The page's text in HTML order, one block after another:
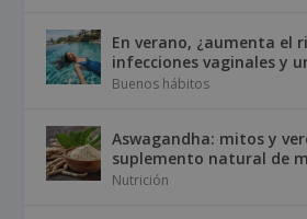
En verano, ¿aumenta el
infecciones vaginales y
Buenos hábitos
Aswagandha: mitos y
suplemento natural de
Nutrición